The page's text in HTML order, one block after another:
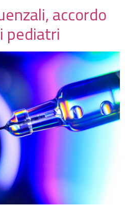
accordo
pediatri